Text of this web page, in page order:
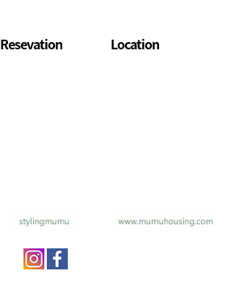
Resevation
Location